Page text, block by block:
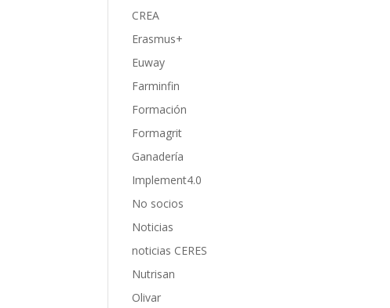
CREA
Erasmus+
Euway
Farminfin
Formación
Formagrit
Ganadería
Implement4.0
No socios
Noticias
noticias CERES
Nutrisan
Olivar